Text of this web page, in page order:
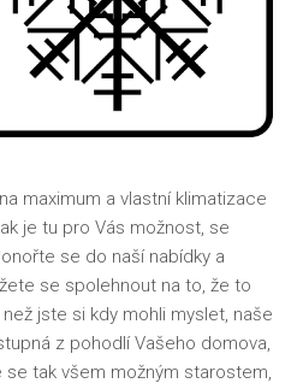
maximum a vlastní klimatizace
je tu pro Vás možnost, se
se do naší nabídky a
se spolehnout na to, že to
jste si kdy mohli myslet, naše
z pohodlí Vašeho domova,
se tak všem možným starostem,